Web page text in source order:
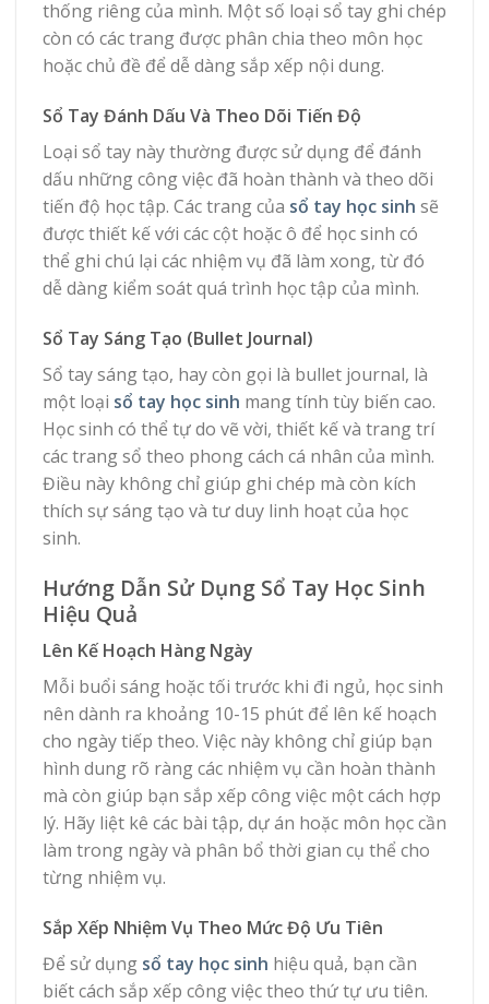
thống riêng của mình. Một số loại sổ tay ghi chép
còn có các trang được phân chia theo môn học
hoặc chủ đề để dễ dàng sắp xếp nội dung.
Sổ Tay Đánh Dấu Và Theo Dõi Tiến Độ
Loại sổ tay này thường được sử dụng để đánh
dấu những công việc đã hoàn thành và theo dõi
tiến độ học tập. Các trang của sổ tay học sinh sẽ
được thiết kế với các cột hoặc ô để học sinh có
thể ghi chú lại các nhiệm vụ đã làm xong, từ đó
dễ dàng kiểm soát quá trình học tập của mình.
Sổ Tay Sáng Tạo (Bullet Journal)
Sổ tay sáng tạo, hay còn gọi là bullet journal, là
một loại sổ tay học sinh mang tính tùy biến cao.
Học sinh có thể tự do vẽ vời, thiết kế và trang trí
các trang sổ theo phong cách cá nhân của mình.
Điều này không chỉ giúp ghi chép mà còn kích
thích sự sáng tạo và tư duy linh hoạt của học
sinh.
Hướng Dẫn Sử Dụng Sổ Tay Học Sinh
Hiệu Quả
Lên Kế Hoạch Hàng Ngày
Mỗi buổi sáng hoặc tối trước khi đi ngủ, học sinh
nên dành ra khoảng 10-15 phút để lên kế hoạch
cho ngày tiếp theo. Việc này không chỉ giúp bạn
hình dung rõ ràng các nhiệm vụ cần hoàn thành
mà còn giúp bạn sắp xếp công việc một cách hợp
lý. Hãy liệt kê các bài tập, dự án hoặc môn học cần
làm trong ngày và phân bổ thời gian cụ thể cho
từng nhiệm vụ.
Sắp Xếp Nhiệm Vụ Theo Mức Độ Ưu Tiên
Để sử dụng sổ tay học sinh hiệu quả, bạn cần
biết cách sắp xếp công việc theo thứ tự ưu tiên.